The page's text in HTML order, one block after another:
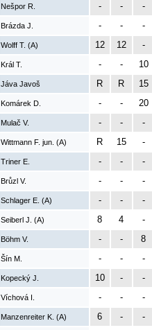
Nešpor R. - -
-
Brázda J. - -
-
Wolff T. (A) 12 12
-
Král T. - -
10
Jáva Javoš R R
15
Komárek D. - -
20
Mulač V. - -
-
Wittmann F. jun. (A) R 15
-
Triner E. - -
-
Brůzl V. - -
-
Schlager E. (A) - -
-
Seiberl J. (A) 8 4
-
Böhm V. - -
8
Šín M. - -
-
Kopecký J. 10 -
-
Víchová I. - -
-
Manzenreiter K. (A) 6 -
-